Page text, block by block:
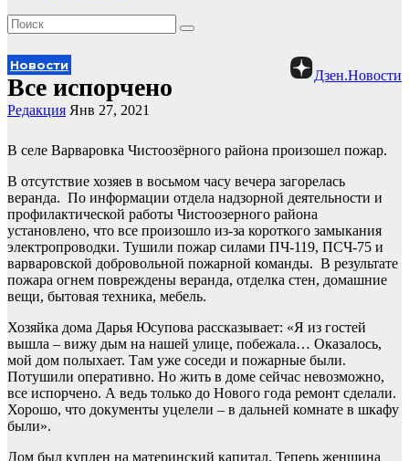
Дзен.Новости
Новости
Все испорчено
Редакция Янв 27, 2021
В селе Варваровка Чистоозёрного района произошел пожар.
В отсутствие хозяев в восьмом часу вечера загорелась
веранда. По информации отдела надзорной деятельности и
профилактической работы Чистоозерного района
установлено, что все произошло из-за короткого замыкания
электропроводки. Тушили пожар силами ПЧ-119, ПСЧ-75 и
варваровской добровольной пожарной команды. В результате
пожара огнем повреждены веранда, отделка стен, домашние
вещи, бытовая техника, мебель.
Хозяйка дома Дарья Юсупова рассказывает: «Я из гостей
вышла – вижу дым на нашей улице, побежала… Оказалось,
мой дом полыхает. Там уже соседи и пожарные были.
Потушили оперативно. Но жить в доме сейчас невозможно,
все испорчено. А ведь только до Нового года ремонт сделали.
Хорошо, что документы уцелели – в дальней комнате в шкафу
были».
Дом был куплен на материнский капитал. Теперь женщина